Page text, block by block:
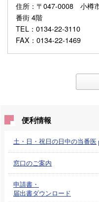
住所 ：〒047-0008 小樽
番街 4階
TEL ：0134-22-3110
FAX ：0134-22-1469
便利情報
土・日・祝日の日中の当番医
窓口のご案内
申請書・
届出書ダウンロード